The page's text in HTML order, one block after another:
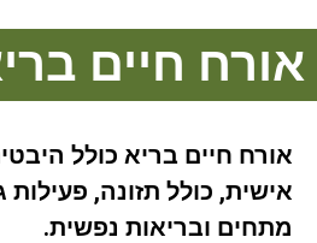
אורח חיים
אורח חיים בריא כולל
אישית, כולל תזונה, פעילות
מתחים ובריאות נפשית.